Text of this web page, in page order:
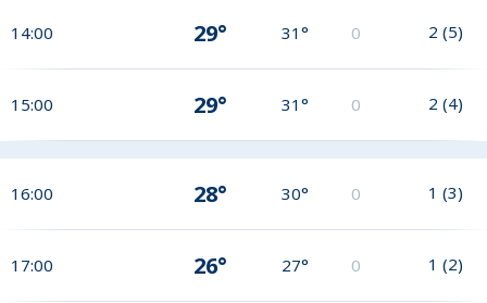
14:00 29° 31° 0 2 (5)
15:00 29° 31° 0 2 (4)
16:00 28° 30° 0 1 (3)
17:00 26° 27° 0 1 (2)